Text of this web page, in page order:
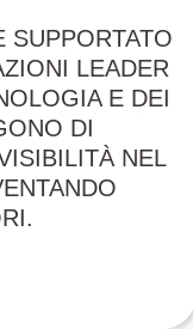
SUPPORTATO
LEADER
E DEI
DI
NEL